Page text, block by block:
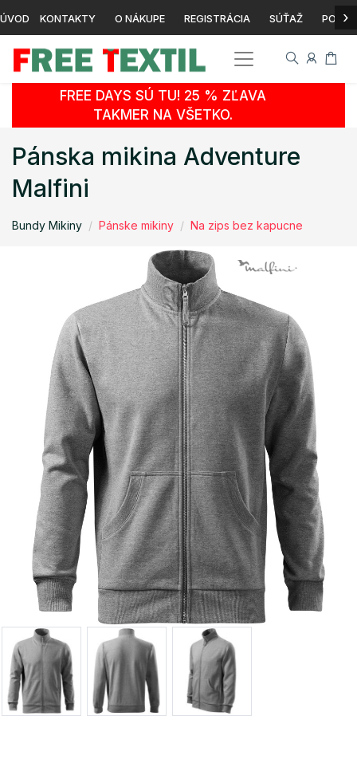
ÚVOD KONTAKTY O NÁKUPE REGISTRÁCIA SÚŤAŽ ›
FREE DAYS SÚ TU! 25 % ZĽAVA
TAKMER NA VŠETKO.
Pánska mikina Adventure
Malfini
Bundy Mikiny Pánske mikiny Na zips bez kapucne